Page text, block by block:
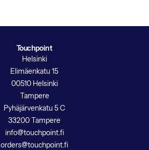
Touchpoint
Helsinki
Elimäenkatu 15
00510 Helsinki
Tampere
Pyhäjärvenkatu 5 C
33200 Tampere
info@touchpoint.fi
orders@touchpoint.fi